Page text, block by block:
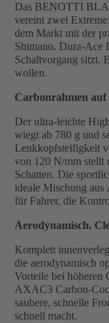
Das BENOTTI
vereint zwei
dem Markt mit der
Shimano. Dura-Ace
Schaltvorgang sitzt.
wollen.
Carbonrahmen auf
Der ultra-leichte
wiegt ab 780 g und
Lenkkopfsteifigkeit
von 120 N/mm stellt
Schatten. Die
ideale Mischung
für Fahrer, die
Aerodynamisch.
Komplett
die aerodynamisch
Vorteile bei höheren
AXAC3 Carbon-
saubere, schnelle
schnell macht.